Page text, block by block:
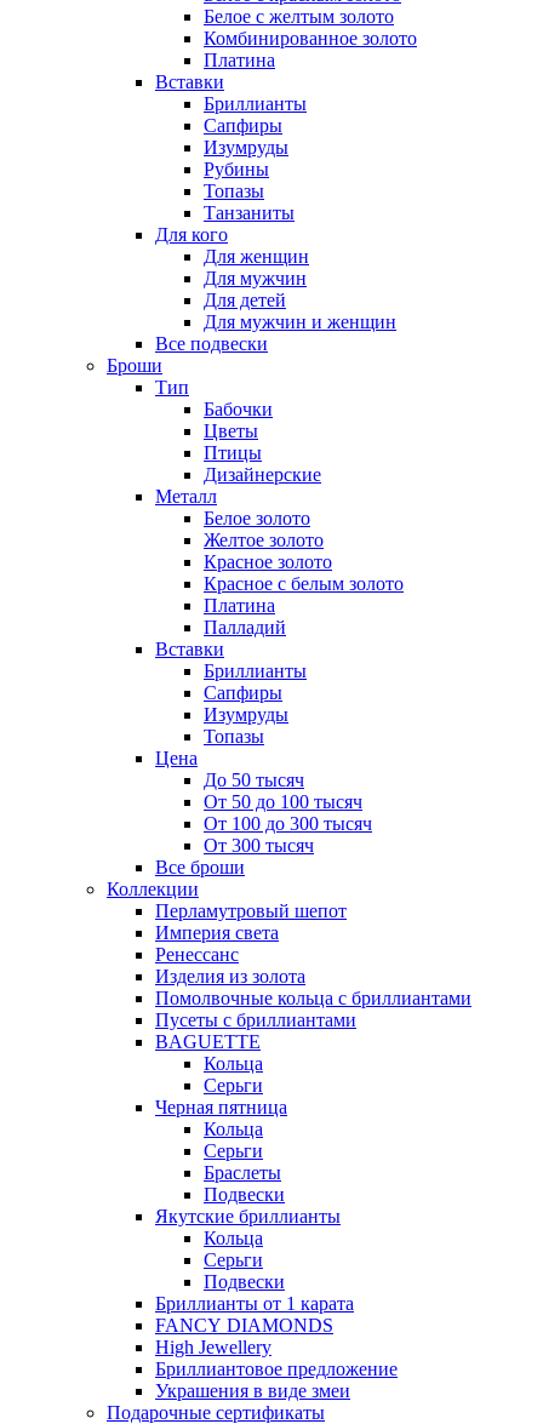
Белое с желтым золото
Комбинированное золото
Платина
Вставки
Бриллианты
Сапфиры
Изумруды
Рубины
Топазы
Танзаниты
Для кого
Для женщин
Для мужчин
Для детей
Для мужчин и женщин
Все подвески
Броши
Тип
Бабочки
Цветы
Птицы
Дизайнерские
Металл
Белое золото
Желтое золото
Красное золото
Красное с белым золото
Платина
Палладий
Вставки
Бриллианты
Сапфиры
Изумруды
Топазы
Цена
До 50 тысяч
От 50 до 100 тысяч
От 100 до 300 тысяч
От 300 тысяч
Все броши
Коллекции
Перламутровый шепот
Империя света
Ренессанс
Изделия из золота
Помолвочные кольца с бриллиантами
Пусеты с бриллиантами
BAGUETTE
Кольца
Серьги
Черная пятница
Кольца
Серьги
Браслеты
Подвески
Якутские бриллианты
Кольца
Серьги
Подвески
Бриллианты от 1 карата
FANCY DIAMONDS
High Jewellery
Бриллиантовое предложение
Украшения в виде змеи
Подарочные сертификаты